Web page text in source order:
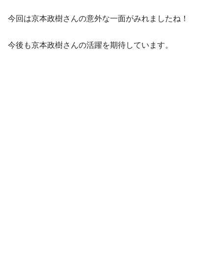
今回は京本政樹さんの意外な一面がみれましたね！
今後も京本政樹さんの活躍を期待しています。